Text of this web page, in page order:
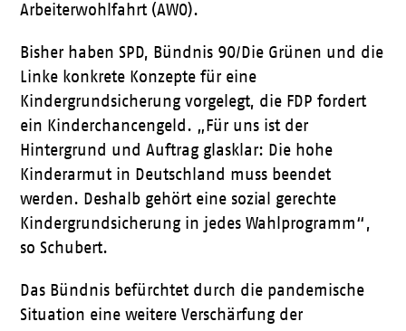
Arbeiterwohlfahrt (AWO).
Bisher haben SPD, Bündnis 90/Die Grünen und die
Linke konkrete Konzepte für eine
Kindergrundsicherung vorgelegt, die FDP fordert
ein Kinderchancengeld. „Für uns ist der
Hintergrund und Auftrag glasklar: Die hohe
Kinderarmut in Deutschland muss beendet
werden. Deshalb gehört eine sozial gerechte
Kindergrundsicherung in jedes Wahlprogramm“,
so Schubert.
Das Bündnis befürchtet durch die pandemische
Situation eine weitere Verschärfung der